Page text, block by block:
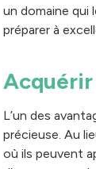
un domaine
préparer à
Acquérir
L’un des
précieuse. Au
où ils peuvent